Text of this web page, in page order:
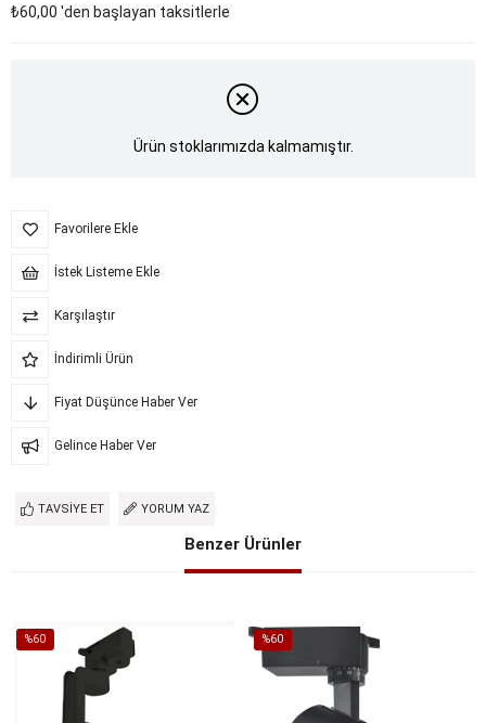
₺60,00 'den başlayan taksitlerle
Ürün stoklarımızda kalmamıştır.
Favorilere Ekle
İstek Listeme Ekle
Karşılaştır
İndirimli Ürün
Fiyat Düşünce Haber Ver
Gelince Haber Ver
TAVSIYE ET YORUM YAZ
Benzer Ürünler
%60
%60
İndirim